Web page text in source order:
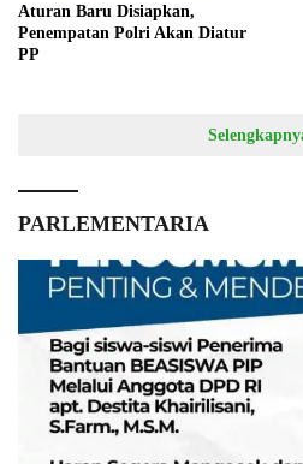
Aturan Baru Disiapkan,
Penempatan Polri Akan Diatur
PP
PARLEMENTARIA